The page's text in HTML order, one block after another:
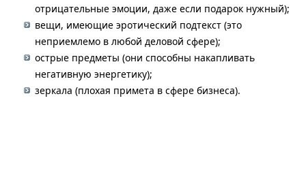
отрицательные эмоции, даже если подарок нужный);
вещи, имеющие эротический подтекст (это
неприемлемо в любой деловой сфере);
острые предметы (они способны накапливать
негативную энергетику);
зеркала (плохая примета в сфере бизнеса).